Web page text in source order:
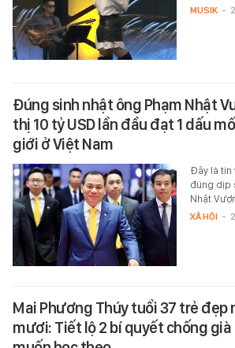
MUSIK -
Đúng sinh nhật ông Phạm Nhật
thị 10 tỷ USD lần đầu đạt 1 dấu
giới ở Việt Nam
Đây là tin
đúng dịp
Nhật
XÃ HỘI -
Mai Phương Thúy tuổi 37 trẻ đẹp
mươi: Tiết lộ 2 bí quyết chống già